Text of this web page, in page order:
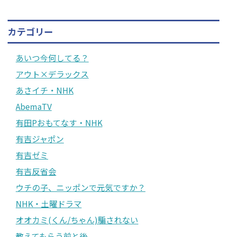
カテゴリー
あいつ今何してる？
アウト×デラックス
あさイチ・NHK
AbemaTV
有田Pおもてなす・NHK
有吉ジャポン
有吉ゼミ
有吉反省会
ウチの子、ニッポンで元気ですか？
NHK・土曜ドラマ
オオカミ(くん/ちゃん)騙されない